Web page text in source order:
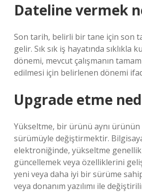
Dateline vermek
Son tarih, belirli bir tane için son
gelir. Sık sık iş hayatında sıklıkla
dönemi, mevcut çalışmanın
edilmesi için belirlenen dönemi
Upgrade etme
Yükseltme, bir ürünü aynı
sürümüyle değiştirmektir.
elektroniğinde, yükseltme
güncellemek veya özelliklerini
yeni veya daha iyi bir sürüme sahip
veya donanım yazılımı ile